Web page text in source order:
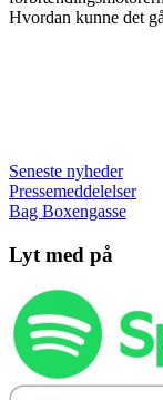
Hvordan kunne det
Seneste nyheder
Pressemeddelelser
Bag Boxengasse
Lyt med på